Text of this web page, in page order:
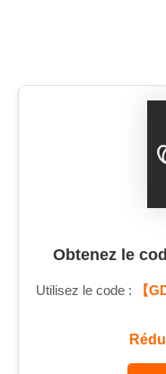
Obtenez le
Utilisez le code : 【